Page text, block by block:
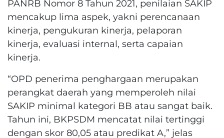
PANRB Nomor 8 Tahun 2021, penilaian SAKIP
mencakup lima aspek, yakni perencanaan
kinerja, pengukuran kinerja, pelaporan
kinerja, evaluasi internal, serta capaian
kinerja.
“OPD penerima penghargaan merupakan
perangkat daerah yang memperoleh nilai
SAKIP minimal kategori BB atau sangat baik.
Tahun ini, BKPSDM mencatat nilai tertinggi
dengan skor 80,05 atau predikat A,” jelas